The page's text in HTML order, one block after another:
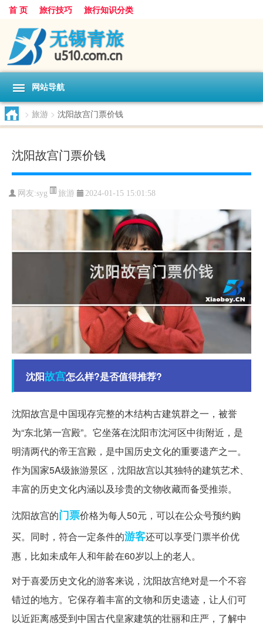
首 页 旅行技巧 旅行知识分类
网站导航
> 旅游 > 沈阳故宫门票价钱
沈阳故宫门票价钱
网友:syg 旅游 2024-01-15 15:01:58
沈阳故宫怎么样?是否值得推荐?
沈阳故宫是中国现存完整的木结构古建筑群之一，被誉
为“东北第一宫殿”。它坐落在沈阳市沈河区中街附近，是
明清两代的帝王宫殿，是中国历史文化的重要遗产之一。
作为国家5A级旅游景区，沈阳故宫以其独特的建筑艺术、
丰富的历史文化内涵以及珍贵的文物收藏而备受推崇。
沈阳故宫的门票价格为每人50元，可以在公众号预约购
买。同时，符合一定条件的游客还可以享受门票半价优
惠，比如未成年人和年龄在60岁以上的老人。
对于喜爱历史文化的游客来说，沈阳故宫绝对是一个不容
错过的地方。它保存着丰富的文物和历史遗迹，让人们可
以近距离感受到中国古代皇家建筑的壮丽和庄严，了解中